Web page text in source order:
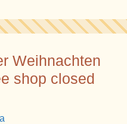
Weihnachten
shop closed